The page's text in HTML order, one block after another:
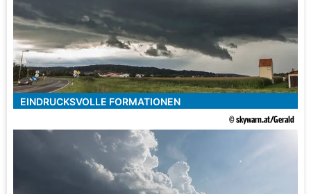
EINDRUCKSVOLLE FORMATIONEN
© skywarn.at/Gerald